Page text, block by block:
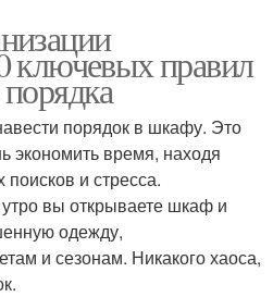
ключевых правил
порядок в шкафу. Это
экономить время, находя
и стресса.
вы открываете шкаф и
одежду,
и сезонам. Никакого хаоса,